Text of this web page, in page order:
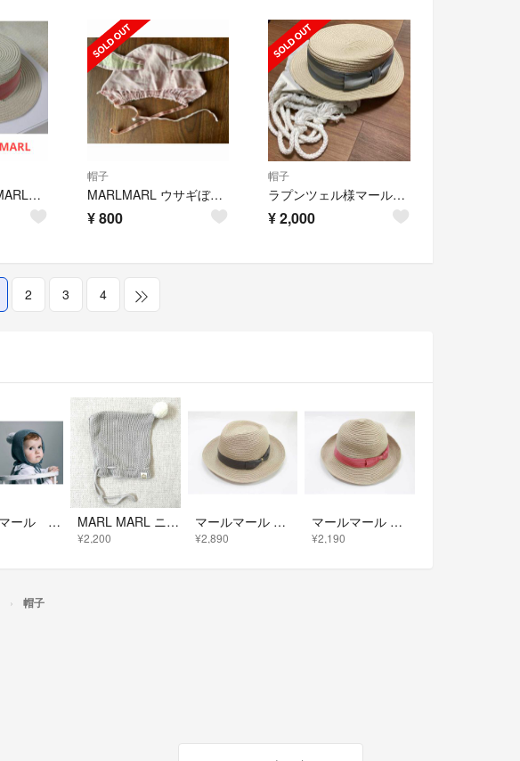
超美品 MARL.MARL帽子
帽子
MARLMARL ウサギぼうし
¥800
帽子
ラプンツェル様マールマール✳︎カンカン帽 for baby
¥2,000
2 3 4
マールマール ニット帽 MARL MARL ニット帽
¥2,200
マールマール ペーパーハット ～48cm位 キッズ 男児 女児 サンドグレー【新品未使用品】●
¥2,890
マールマール ペーパーハット ～48cm位 キッズ 女児 ベージュ×ピンク【中古】●
¥2,190
帽子